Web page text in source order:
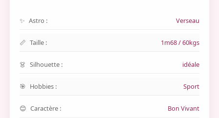
Astro : Verseau
Taille : 1m68 / 60kgs
Silhouette : idéale
Hobbies : Sport
Caractère : Bon Vivant